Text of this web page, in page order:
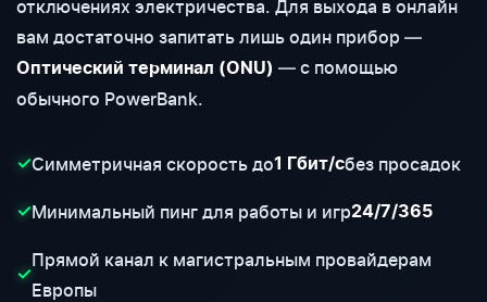
отключениях электричества. Для выхода в онлайн
вам достаточно запитать лишь один прибор —
Оптический терминал (ONU) — с помощью
обычного PowerBank.
✓Симметричная скорость до1 Гбит/сбез просадок
✓Минимальный пинг для работы и игр24/7/365
✓
Прямой канал к магистральным провайдерам
Европы